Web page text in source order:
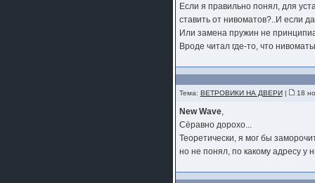
Если я правильно понял, для
ставить от нивоматов?..И если
Или замена пружин не
Вроде читал где-то, что
Тема: ВЕТРОВИКИ НА ДВЕРИ| 18
New Wave,
Сёравно дорохо...
Теоретически, я мог бы
но не понял, по какому адресу у